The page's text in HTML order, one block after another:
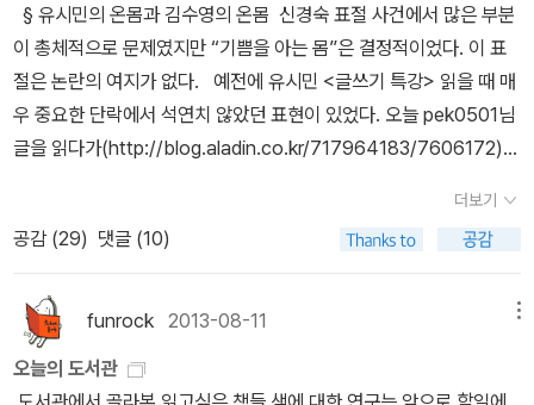
정감을 준다는 설명이다. 바실리 칸딘스키 「동심원들과 정사각형」
(1913년) 바실리 칸딘스키의 그림 「동심원들과 정사각형」을 보라.
빨간색 원이 제일 먼저 눈에 띈다. 주황색, 노란색 등 난색이 많다.
《그림의 힘 1》(김선현 저, 에이트 포인트)에 이 그림의 효과가 소개된
다. 책의 저자는 빨간색은 사람의 기분을 상승시키는 효과가 있다는
사실을 알리면서 체력이 떨어지면 이 칸딘스키의 그림을 벽에 붙여놓
고 보라고 권한다. 저자의 말이 그럴싸하게 들린다. 이어서 저자는 빨
와 유사한 실험을 시도해서 비슷한 결과를 얻었다고 주장한다. 네덜
란드 암스테르담 의대의 실험에 따르면, 똑같은 정신병 치료약을 빨
강색으로 코팅했더니 사람들이 흥분을 했고, 파란색이나 녹색으로 코
팅했더니 진정 효과를 보였다고 합니다. 제가 한 관찰 실험 중에도 그
§ 유시민의 온몸과 김수영의 온몸 신경숙 표절 사건에서 많은 부분
이 총체적으로 문제였지만 “기쁨을 아는 몸”은 결정적이었다. 이 표
절은 논란의 여지가 없다. 예전에 유시민 <글쓰기 특강> 읽을 때 매
우 중요한 단락에서 석연치 않았던 표현이 있었다. 오늘 pek0501님
글을 읽다가(http://blog.aladin.co.kr/717964183/7606172)
가고 싶다. 어떤 분란을 조장하려는 의도는 없다. 모르는 사람이 있다
면 내가 제시하는 바를 한 번 생각해 봤으면 싶어서다. 글을 잘 쓰려
면 왜 쓰는지를 생각해야 한다. 다시 말하지만 글쓰기는 자신의 내면
을 표현하는 행위다. 표현할 내면이 거칠고 황폐하면 좋은 글을 쓸 수
없다. 글을 써서 인정받고 존중받고 존경받고 싶다면 그에 어울리는
내면을 가져야 한다. 그런 내면을 가지려면 그에 맞게 살아야 한다. 글
더보기
공감 (29) 댓글 (10)
funrock 2013-08-11
오늘의 도서관